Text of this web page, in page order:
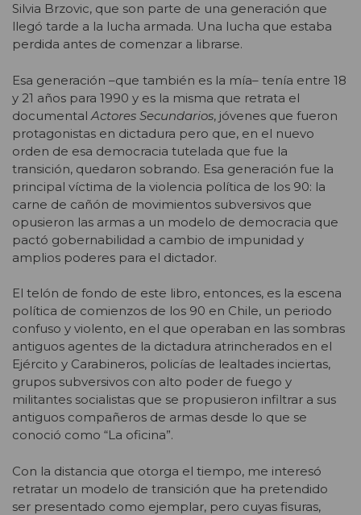
Silvia Brzovic, que son parte de una generación que
llegó tarde a la lucha armada. Una lucha que estaba
perdida antes de comenzar a librarse.
Esa generación –que también es la mía– tenía entre 18
y 21 años para 1990 y es la misma que retrata el
documentalActores Secundarios, jóvenes que fueron
protagonistas en dictadura pero que, en el nuevo
orden de esa democracia tutelada que fue la
transición, quedaron sobrando. Esa generación fue la
principal víctima de la violencia política de los 90: la
carne de cañón de movimientos subversivos que
opusieron las armas a un modelo de democracia que
pactó gobernabilidad a cambio de impunidad y
amplios poderes para el dictador.
El telón de fondo de este libro, entonces, es la escena
política de comienzos de los 90 en Chile, un periodo
confuso y violento, en el que operaban en las sombras
antiguos agentes de la dictadura atrincherados en el
Ejército y Carabineros, policías de lealtades inciertas,
grupos subversivos con alto poder de fuego y
militantes socialistas que se propusieron infiltrar a sus
antiguos compañeros de armas desde lo que se
conoció como “La oficina”.
Con la distancia que otorga el tiempo, me interesó
retratar un modelo de transición que ha pretendido
ser presentado como ejemplar, pero cuyas fisuras,